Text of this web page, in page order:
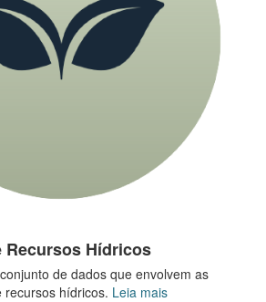
Recursos Hídricos
de dados que envolvem as
recursos hídricos. Leia mais